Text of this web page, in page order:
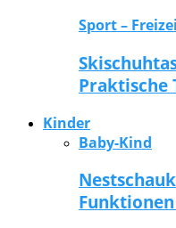
Sport –
Praktische
Kinder
Baby-Kind